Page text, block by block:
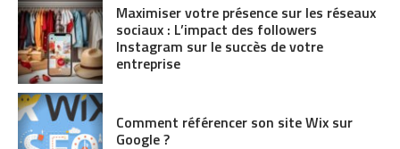
Maximiser votre présence sur les réseaux
sociaux : L’impact des followers
Instagram sur le succès de votre
entreprise
Comment référencer son site Wix sur
Google ?